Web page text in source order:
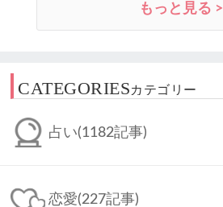
もっと見る >
CATEGORIESカテゴリー
占い(1182記事)
恋愛(227記事)